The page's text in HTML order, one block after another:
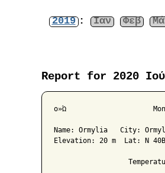
2019 : Ιαν Φεβ
Report for 2020
ο»Ώ			Monthly Climatological Summary for Jun 2020
Name: Ormylia   City:
Elevation: 20 m  Lat: N